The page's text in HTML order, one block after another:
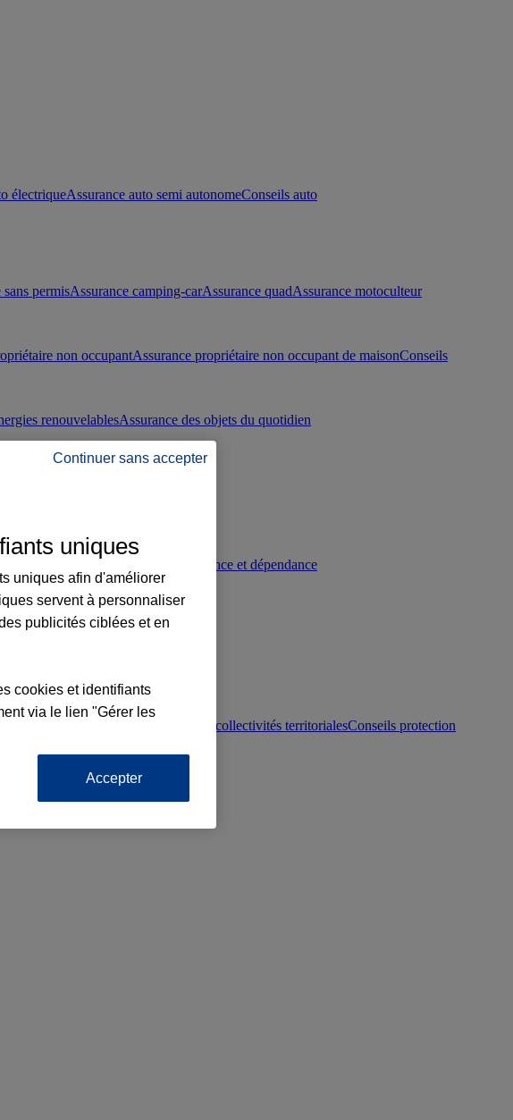
électriqueAssurance auto semi autonomeConseils auto
permisAssurance camping-carAssurance quadAssurance motoculteur
non occupantAssurance propriétaire non occupant de maisonConseils
renouvelablesAssurance des objets du quotidien
Conseils prévoyance et dépendance
Protection juridique collectivités territorialesConseils protection
Continuer sans accepter
uniques
uniques afin d'améliorer
servent à personnaliser
publicités ciblées et en
cookies et identifiants
via le lien "Gérer les
Accepter